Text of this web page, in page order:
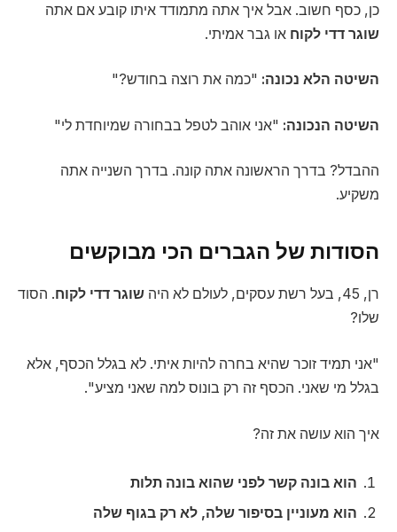
כן, כסף חשוב. אבל איך אתה מתמודד איתו קובע אם אתה
שוגר דדי לקוח או גבר אמיתי.
השיטה הלא נכונה: "כמה את רוצה בחודש?"
השיטה הנכונה: "אני אוהב לטפל בבחורה שמיוחדת לי"
ההבדל? בדרך הראשונה אתה קונה. בדרך השנייה אתה
משקיע.
הסודות של הגברים הכי מבוקשים
רן, 45, בעל רשת עסקים, לעולם לא היה שוגר דדי לקוח. הסוד
שלו?
"אני תמיד זוכר שהיא בחרה להיות איתי. לא בגלל הכסף, אלא
בגלל מי שאני. הכסף זה רק בונוס למה שאני מציע".
איך הוא עושה את זה?
הוא בונה קשר לפני שהוא בונה תלות
הוא מעוניין בסיפור שלה, לא רק בגוף שלה